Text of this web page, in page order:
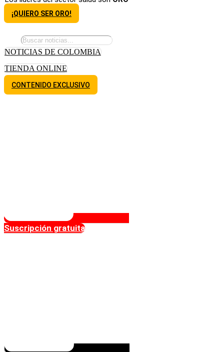
¡QUIERO SER ORO!
NOTICIAS DE COLOMBIA
TIENDA ONLINE
CONTENIDO EXCLUSIVO
Suscripción gratuita